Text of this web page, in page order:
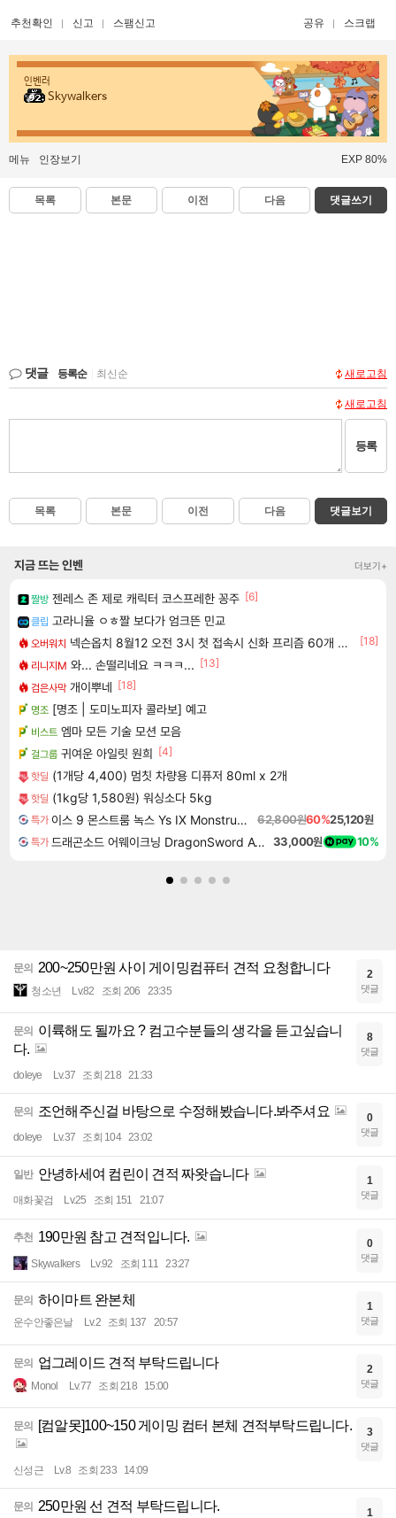
추천확인 신고 스팸신고 공유 스크랩
인벤러
Skywalkers
메뉴 인장보기 EXP 80%
목록 본문 이전 다음 댓글쓰기
댓글 등록순 최신순 새로고침
새로고침
등록
목록 본문 이전 다음 댓글보기
지금 뜨는 인벤 더보기+
짤방 젠레스 존 제로 캐릭터 코스프레한 꽁주 [6]
클립 고라니율 ㅇㅎ짤 보다가 엄크뜬 민교
오버워치 넥슨옵치 8월12 오전 3시 첫 접속시 신화 프리즘 60개 선물!
[18]
리니지M 와... 손떨리네요 ㅋㅋㅋ... [13]
검은사막 개이뿌네
[18]
명조 [명조 | 도미노피자 콜라보] 예고
비스트 엠마 모든 기술 모션 모음
걸그룹 귀여운 아일릿 원희
[4]
핫딜 (1개당 4,400) 멈칫 차량용 디퓨저 80ml x 2개
핫딜 (1kg당 1,580원) 워싱소다 5kg
특가 이스 9 몬스트룸 녹스 Ys IX Monstrum Nox 62,800원60%25,120원
특가 드래곤소드 어웨이크닝 DragonSword Awakening 33,000원 10%
문의 200~250만원 사이 게이밍컴퓨터 견적 요청합니다
청소년 Lv.82 조회 206 23:35
2
댓글
문의
이륙해도 될까요 ? 컴고수분들의 생각을 듣고싶습니
다.
doleye Lv.37 조회 218 21:33
8
댓글
문의 조언해주신걸 바탕으로 수정해봤습니다.봐주셔요
doleye Lv.37 조회 104 23:02
0
댓글
일반 안녕하세여 컴린이 견적 짜왓습니다
매화꽃검 Lv.25 조회 151 21:07
1
댓글
추천 190만원 참고 견적입니다.
Skywalkers Lv.92 조회 111 23:27
0
댓글
문의 하이마트 완본체
운수안좋은날 Lv.2 조회 137 20:57
1
댓글
문의 업그레이드 견적 부탁드립니다
Monol Lv.77 조회 218 15:00
2
댓글
문의 [컴알못]100~150 게이밍 컴터 본체 견적부탁드립니다.
신성근 Lv.8 조회 233 14:09
3
댓글
문의 250만원 선 견적 부탁드립니다. 1